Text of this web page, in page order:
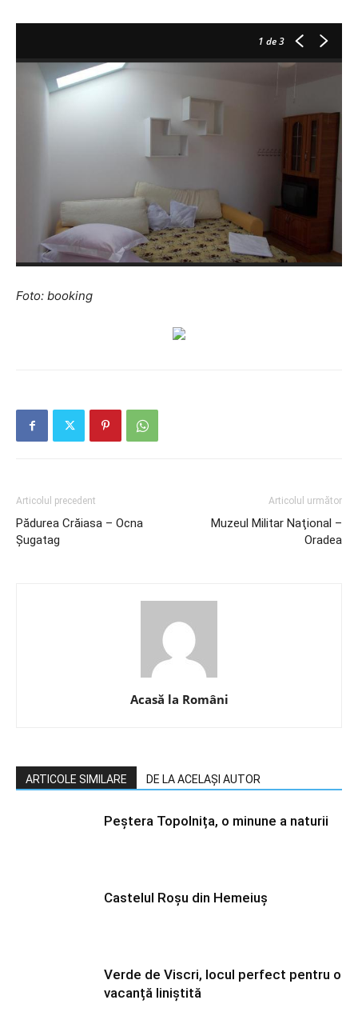
1 de 3
Foto: booking
Articolul precedent
Pădurea Crăiasa – Ocna
Șugatag
Articolul următor
Muzeul Militar Naţional –
Oradea
Acasă la Români
ARTICOLE SIMILARE DE LA ACELAȘI AUTOR
Peștera Topolnița, o minune a naturii
Castelul Roșu din Hemeiuș
Verde de Viscri, locul perfect pentru o
vacanță liniștită